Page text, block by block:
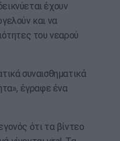
έχουν
και να
του νεαρού
συναισθηματικά
έγραφε ένα
ότι τα βίντεο